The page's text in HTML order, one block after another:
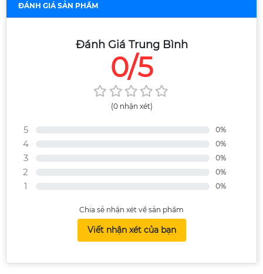
ĐÁNH GIÁ SẢN PHẨM
Đánh Giá Trung Bình
0/5
(0 nhận xét)
5 0%
4 0%
3 0%
2 0%
1 0%
Chia sẻ nhận xét về sản phẩm
Viết nhận xét của bạn